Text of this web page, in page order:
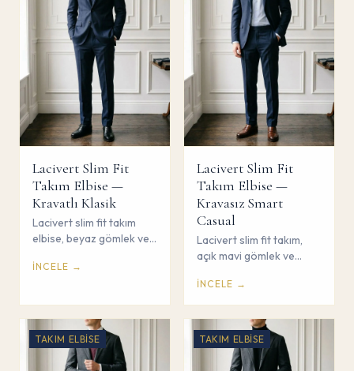
Lacivert Slim Fit
Takım Elbise —
Kravatlı Klasik
Lacivert slim fit takım
elbise, beyaz gömlek ve
kombini. Çorum Savaş
İNCELE →
Lacivert Slim Fit
Takım Elbise —
Kravasız Smart
Casual
Lacivert slim fit takım,
açık mavi gömlek ve
kombin. Çorum Savaş
Giyim.
İNCELE →
TAKIM ELBISE TAKIM ELBISE